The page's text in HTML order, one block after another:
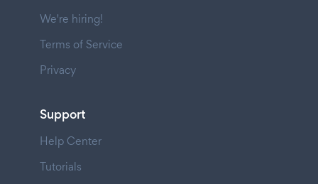
We're hiring!
Terms of Service
Privacy
Support
Help Center
Tutorials